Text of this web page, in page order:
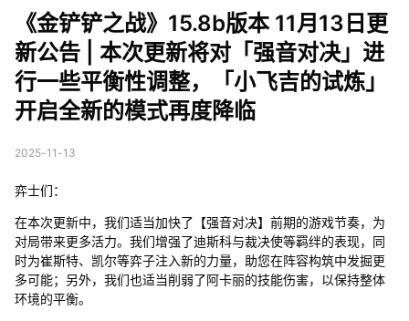
音对决」进行一些平衡
性调整，「小飞吉的试
炼」开启全新的模式再
度降临
《金铲铲之战》15.8b版本 11月13日更
新公告 | 本次更新将对「强音对决」进
行一些平衡性调整，「小飞吉的试炼」
开启全新的模式再度降临
2025-11-13
弈士们：
在本次更新中，我们适当加快了【强音对决】前期的游戏节奏，为
对局带来更多活力。我们增强了迪斯科与裁决使等羁绊的表现，同
时为崔斯特、凯尔等弈子注入新的力量，助您在阵容构筑中发掘更
多可能；另外，我们也适当削弱了阿卡丽的技能伤害，以保持整体
环境的平衡。